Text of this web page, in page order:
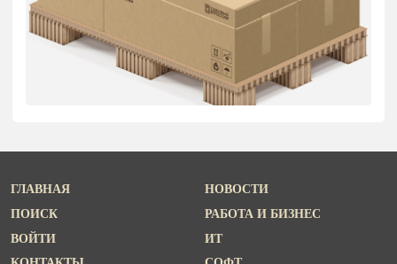
ГЛАВНАЯ
ПОИСК
ВОЙТИ
НОВОСТИ
РАБОТА И БИЗНЕС
ИТ